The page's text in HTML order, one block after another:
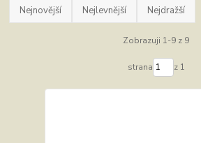
Nejnovější Nejlevnější Nejdražší
Zobrazuji 1-9 z 9
strana z 1